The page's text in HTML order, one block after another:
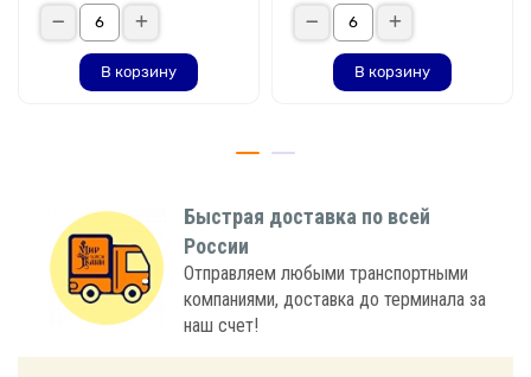
В корзину В корзину
Быстрая доставка по всей
России
Отправляем любыми транспортными
компаниями, доставка до терминала за
наш счет!